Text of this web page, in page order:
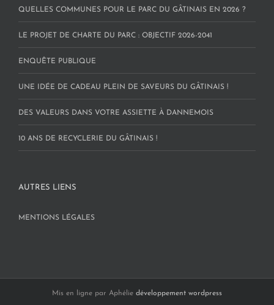
QUELLES COMMUNES POUR LE PARC DU GÂTINAIS EN 2026 ?
LE PROJET DE CHARTE DU PARC : OBJECTIF 2026-2041
ENQUÊTE PUBLIQUE
UNE IDÉE DE CADEAU PLEIN DE SAVEURS DU GÂTINAIS !
DES VALEURS DANS VOTRE ASSIETTE À DANNEMOIS
10 ANS DE RECYCLERIE DU GÂTINAIS !
AUTRES LIENS
MENTIONS LÉGALES
Mis en ligne par Aphélie développement wordpress